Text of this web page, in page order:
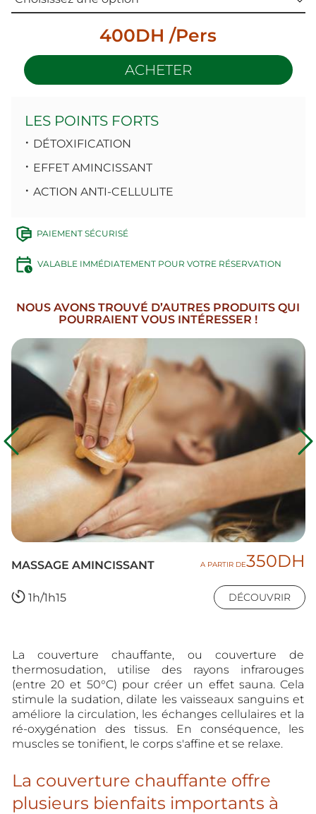
400DH /Pers
ACHETER
LES POINTS FORTS
DÉTOXIFICATION
EFFET AMINCISSANT
ACTION ANTI-CELLULITE
PAIEMENT SÉCURISÉ
VALABLE IMMÉDIATEMENT POUR VOTRE RÉSERVATION
NOUS AVONS TROUVÉ D’AUTRES PRODUITS QUI
POURRAIENT VOUS INTÉRESSER !
MASSAGE AMINCISSANT A PARTIR DE350DH
1h/1h15 DÉCOUVRIR
La couverture chauffante, ou couverture de
thermosudation, utilise des rayons infrarouges
(entre 20 et 50°C) pour créer un effet sauna. Cela
stimule la sudation, dilate les vaisseaux sanguins et
améliore la circulation, les échanges cellulaires et la
ré-oxygénation des tissus. En conséquence, les
muscles se tonifient, le corps s'affine et se relaxe.
La couverture chauffante offre
plusieurs bienfaits importants à